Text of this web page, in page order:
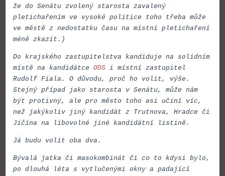
že do Senátu zvolený starosta zavalený
pletichařením ve vysoké politice toho třeba může
ve městě z nedostatku času na místní pletichaření
méně zkazit.)
Do krajského zastupitelstva kandiduje na solidním
místě na kandidátceODS i místní zastupitel
Rudolf Fiala. O důvodu, proč ho volit, výše.
Stejný případ jako starosta v Senátu, může nám
být protivný, ale pro město toho asi učiní víc,
než jakýkoliv jiný kandidát z Trutnova, Hradce či
Jičína na libovolné jiné kandidátní listině.
Já budu volit oba dva.
Bývalá jatka či masokombinát či co to kdysi bylo,
po dlouhá léta s vytlučenými okny a padající